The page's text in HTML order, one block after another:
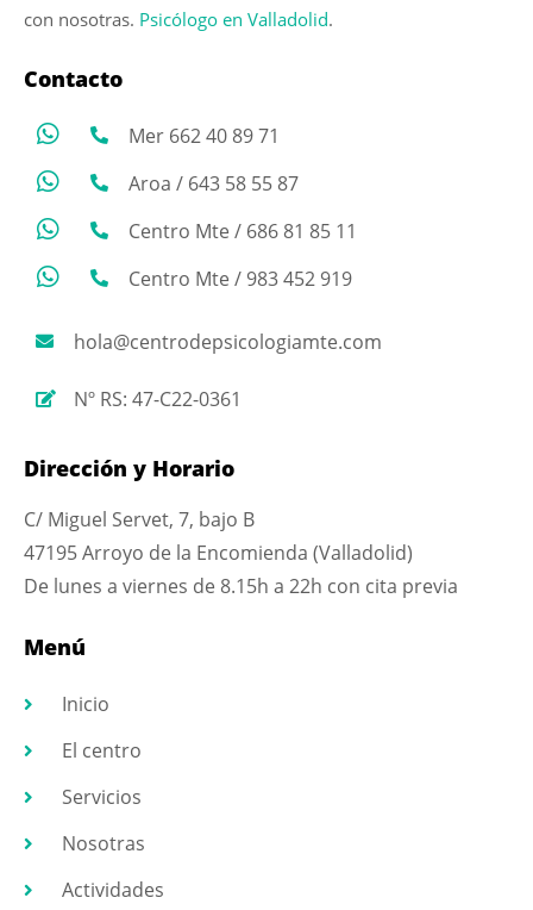
con nosotras. Psicólogo en Valladolid.
Contacto
Mer 662 40 89 71
Aroa / 643 58 55 87
Centro Mte / 686 81 85 11
Centro Mte / 983 452 919
hola@centrodepsicologiamte.com
Nº RS: 47-C22-0361
Dirección y Horario
C/ Miguel Servet, 7, bajo B
47195 Arroyo de la Encomienda (Valladolid)
De lunes a viernes de 8.15h a 22h con cita previa
Menú
Inicio
El centro
Servicios
Nosotras
Actividades